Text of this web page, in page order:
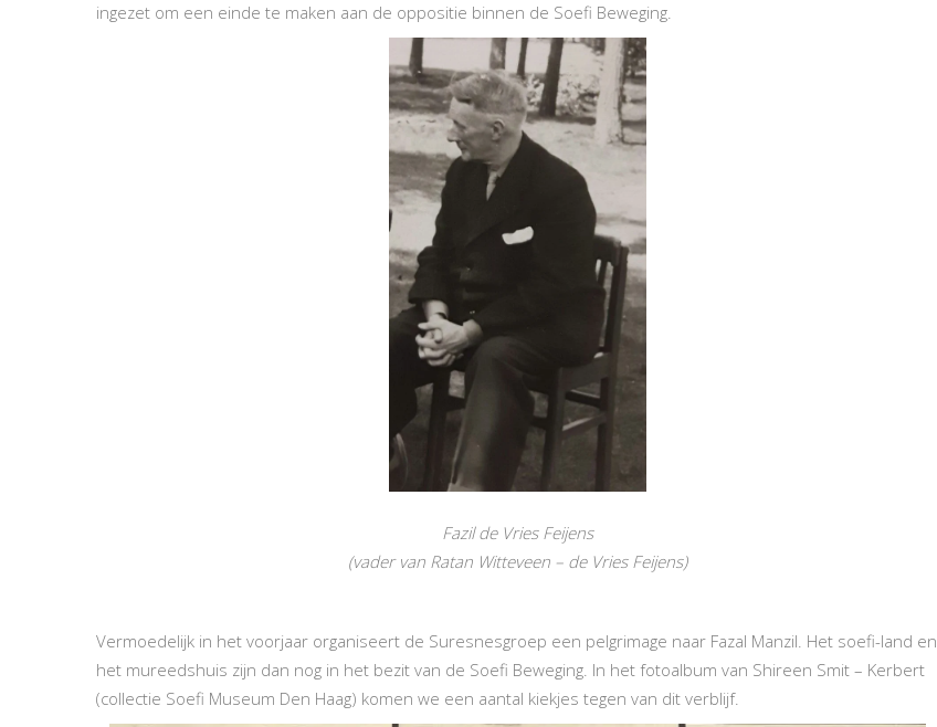
ingezet om een einde te maken aan de oppositie binnen de Soefi Beweging.
Fazil de Vries Feijens
(vader van Ratan Witteveen – de Vries Feijens)
Vermoedelijk in het voorjaar organiseert de Suresnesgroep een pelgrimage naar Fazal Manzil. Het soefi-land en
het mureedshuis zijn dan nog in het bezit van de Soefi Beweging. In het fotoalbum van Shireen Smit – Kerbert
(collectie Soefi Museum Den Haag) komen we een aantal kiekjes tegen van dit verblijf.